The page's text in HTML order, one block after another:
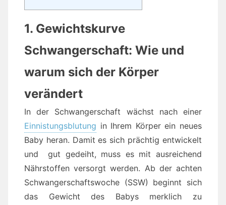
1. Gewichtskurve
Schwangerschaft: Wie und
warum sich der Körper
verändert
In der Schwangerschaft wächst nach einer
Einnistungsblutung in Ihrem Körper ein neues
Baby heran. Damit es sich prächtig entwickelt
und gut gedeiht, muss es mit ausreichend
Nährstoffen versorgt werden. Ab der achten
Schwangerschaftswoche (SSW) beginnt sich
das Gewicht des Babys merklich zu